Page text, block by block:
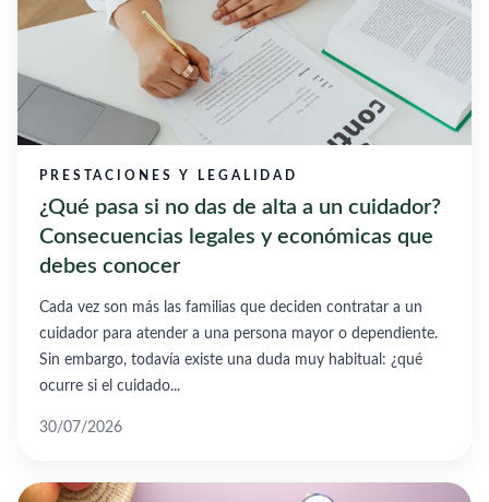
PRESTACIONES Y LEGALIDAD
¿Qué pasa si no das de alta a un cuidador?
Consecuencias legales y económicas que
debes conocer
Cada vez son más las familias que deciden contratar a un
cuidador para atender a una persona mayor o dependiente.
Sin embargo, todavía existe una duda muy habitual: ¿qué
ocurre si el cuidado...
30/07/2026